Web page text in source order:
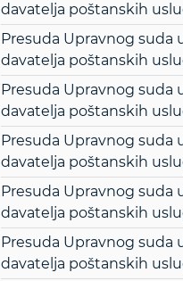
davatelja poštanskih
Presuda Upravnog suda
davatelja poštanskih
Presuda Upravnog suda
davatelja poštanskih
Presuda Upravnog suda
davatelja poštanskih
Presuda Upravnog suda
davatelja poštanskih
Presuda Upravnog suda
davatelja poštanskih